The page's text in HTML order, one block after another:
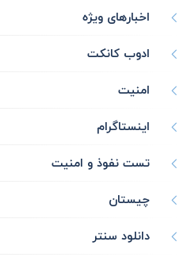
اخبارهای ویژه
ادوب کانکت
امنیت
اینستاگرام
تست نفوذ و امنیت
چیستان
دانلود سنتر